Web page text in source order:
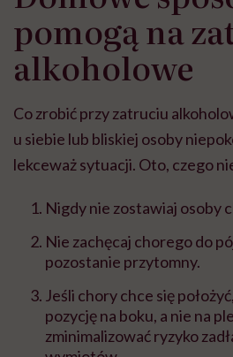
pomogą na
alkoholowe
Co zrobić przy zatruciu
u siebie lub bliskiej osoby
lekceważ sytuacji. Oto, czego
Nigdy nie zostawiaj osoby
Nie zachęcaj chorego do
pozostanie przytomny.
Jeśli chory chce się
pozycję na boku, a nie na
zminimalizować ryzyko